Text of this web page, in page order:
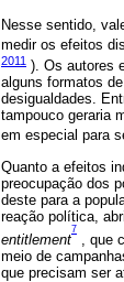
Nesse sentido,
medir os efeitos
2011 ). Os autores
alguns formatos
desigualdades.
tampouco geraria
em especial para
Quanto a efeitos
preocupação dos
deste para a
reação política,
entitlement
7
, que
meio de
que precisam ser